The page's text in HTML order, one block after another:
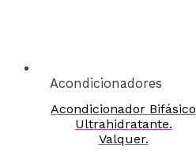
Acondicionadores
Acondicionador Bifásico
Ultrahidratante.
Valquer.